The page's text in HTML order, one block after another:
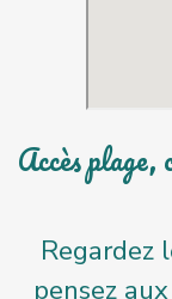
Accès
Regardez
pensez